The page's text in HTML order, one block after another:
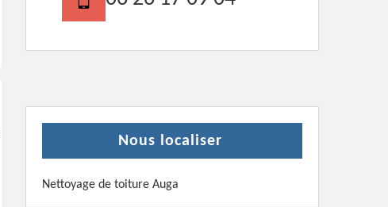
Nous localiser
Nettoyage de toiture Auga